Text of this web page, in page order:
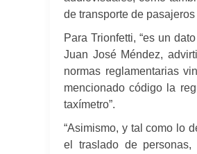
de transporte de
Para Trionfetti, “es un
Juan José Méndez,
normas reglamentarias
mencionado código la
taxímetro”.
“Asimismo, y tal como lo
el traslado de